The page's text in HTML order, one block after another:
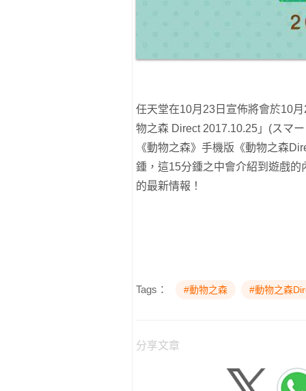
任天堂在10月23日宣佈將會於10
物之森 Direct 2017.10.25」(スマ
《動物之森》手機版《動物之森
鍾，這15分鍾之中會介紹到遊戲
的最新情報！
Tags： #動物之森 #動物之森
分享文章